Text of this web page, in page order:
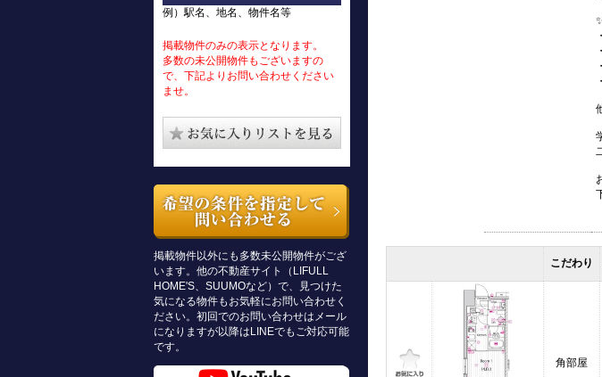
例）駅名、地名、物件名等
掲載物件のみの表示となります。
多数の未公開物件もございますの
で、下記よりお問い合わせください
ませ。
掲載物件以外にも多数未公開物件がござ
います。他の不動産サイト（LIFULL
HOME'S、SUUMOなど）で、見つけた
気になる物件もお気軽にお問い合わせく
ださい。初回でのお問い合わせはメール
になりますが以降はLINEでもご対応可能
です。
こだわり
角部屋